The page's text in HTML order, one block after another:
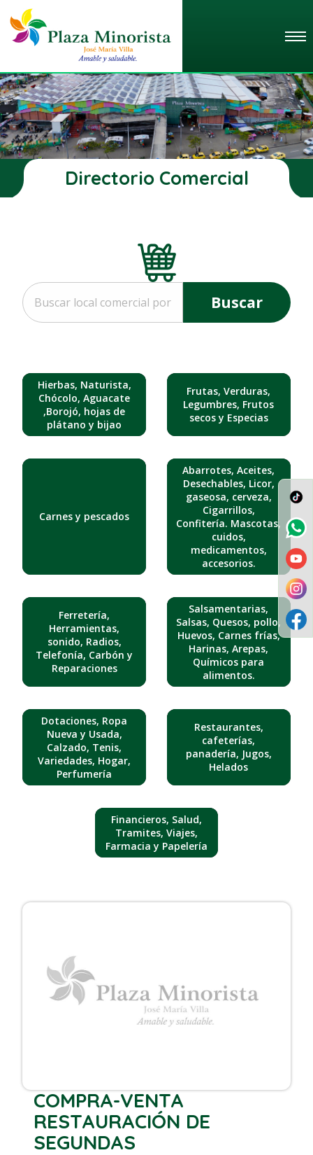
Directorio Comercial
Buscar
Hierbas, Naturista,
Chócolo, Aguacate
,Borojó, hojas de
plátano y bijao
Frutas, Verduras,
Legumbres, Frutos
secos y Especias
Carnes y pescados
Abarrotes, Aceites,
Desechables, Licor,
gaseosa, cerveza,
Cigarrillos,
Confitería. Mascotas,
cuidos,
medicamentos,
accesorios.
Ferretería,
Herramientas,
sonido, Radios,
Telefonía, Carbón y
Reparaciones
Salsamentarias,
Salsas, Quesos, pollo,
Huevos, Carnes frías,
Harinas, Arepas,
Químicos para
alimentos.
Dotaciones, Ropa
Nueva y Usada,
Calzado, Tenis,
Variedades, Hogar,
Perfumería
Restaurantes,
cafeterías,
panadería, Jugos,
Helados
Financieros, Salud,
Tramites, Viajes,
Farmacia y Papelería
COMPRA-VENTA
RESTAURACIÓN DE
SEGUNDAS